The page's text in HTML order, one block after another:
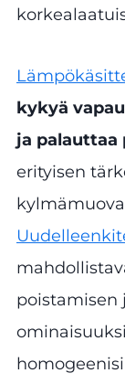
kykyä
ja palauttaa
erityisen
poistamisen